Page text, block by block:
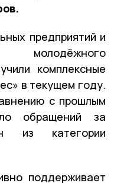
предприятий и
комплексные
в текущем году.
с прошлым
обращений за
из категории
поддерживает